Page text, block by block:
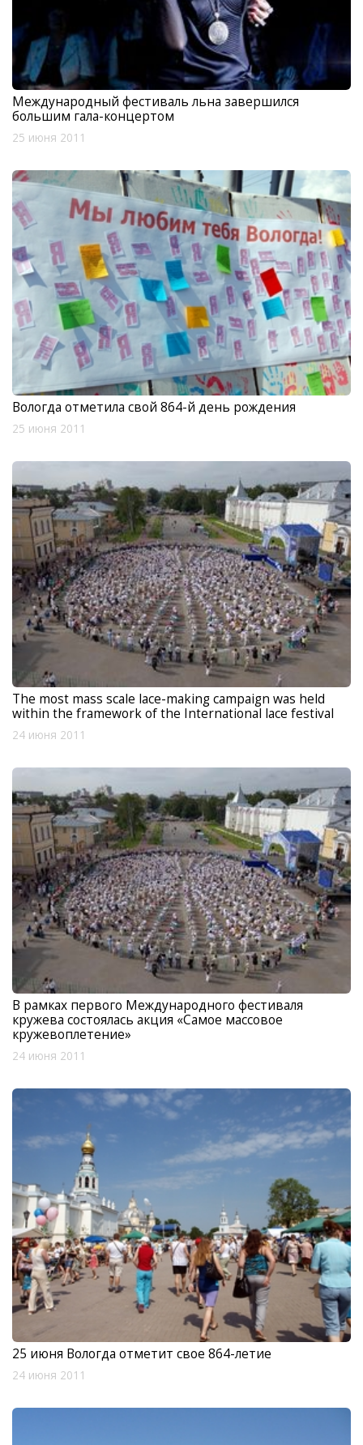
Международный фестиваль льна завершился
большим гала-концертом
25 июня 2011
Вологда отметила свой 864-й день рождения
25 июня 2011
The most mass scale lace-making campaign was held
within the framework of the International lace festival
24 июня 2011
В рамках первого Международного фестиваля
кружева состоялась акция «Самое массовое
кружевоплетение»
24 июня 2011
25 июня Вологда отметит свое 864-летие
24 июня 2011